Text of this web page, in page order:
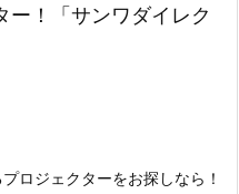
ー！「サンワダイレク
ロジェクターをお探しなら！